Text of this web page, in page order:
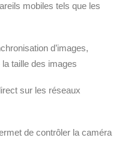
mobiles tels que les
d’images,
taille des images
sur les réseaux
de contrôler la caméra